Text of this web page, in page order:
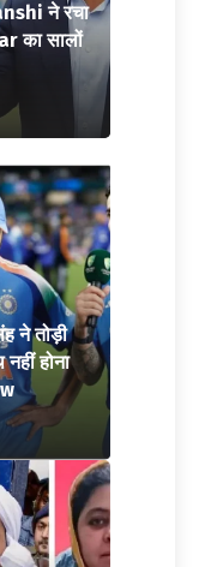
ने रचा
का सालों
ने तोड़ी
होना